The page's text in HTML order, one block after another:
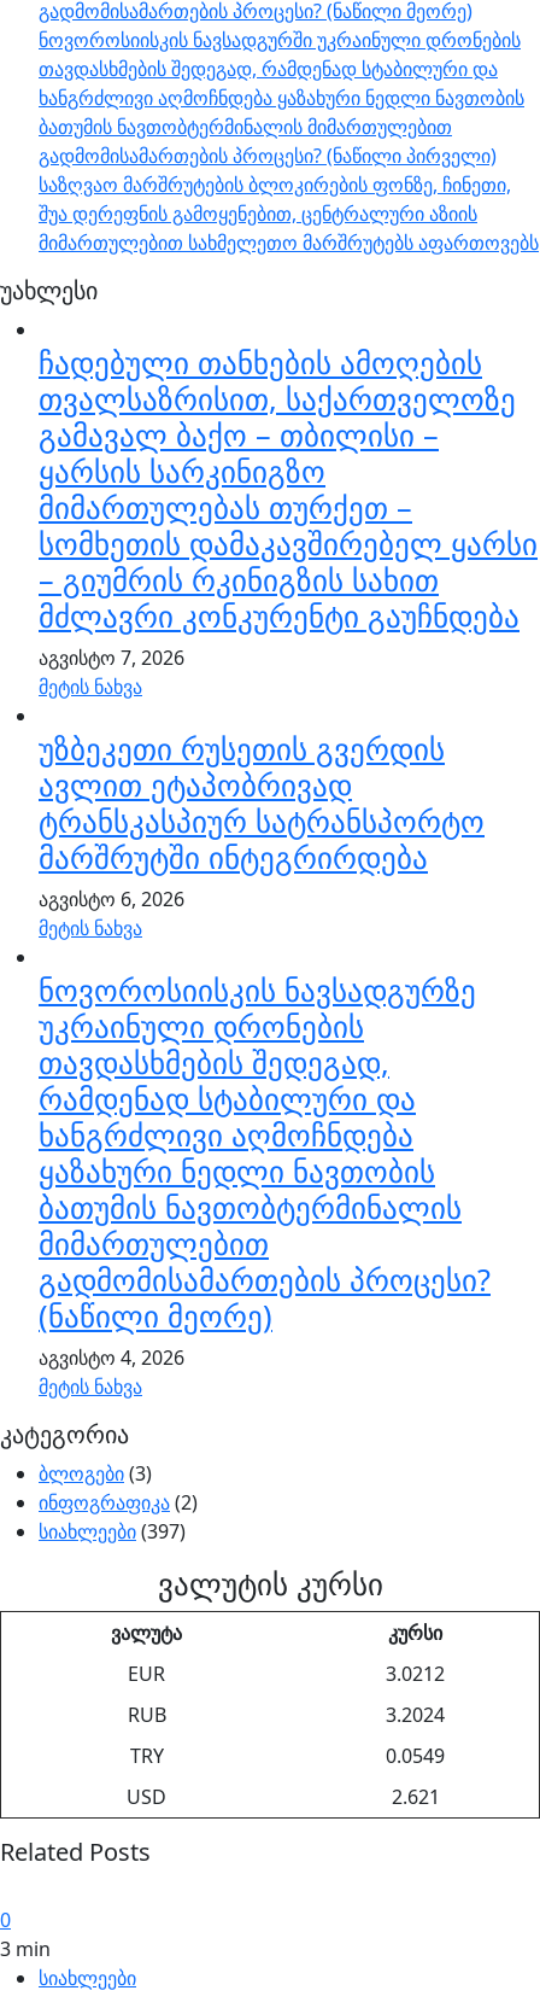
გადმომისამართების პროცესი? (ნაწილი მეორე)
ნოვოროსიისკის ნავსადგურში უკრაინული დრონების
თავდასხმების შედეგად, რამდენად სტაბილური და
ხანგრძლივი აღმოჩნდება ყაზახური ნედლი ნავთობის
ბათუმის ნავთობტერმინალის მიმართულებით
გადმომისამართების პროცესი? (ნაწილი პირველი)
საზღვაო მარშრუტების ბლოკირების ფონზე, ჩინეთი,
შუა დერეფნის გამოყენებით, ცენტრალური აზიის
მიმართულებით სახმელეთო მარშრუტებს აფართოვებს
უახლესი
ჩადებული თანხების ამოღების
თვალსაზრისით, საქართველოზე
გამავალ ბაქო – თბილისი –
ყარსის სარკინიგზო
მიმართულებას თურქეთ –
სომხეთის დამაკავშირებელ ყარსი
– გიუმრის რკინიგზის სახით
მძლავრი კონკურენტი გაუჩნდება
აგვისტო 7, 2026
მეტის ნახვა
უზბეკეთი რუსეთის გვერდის
ავლით ეტაპობრივად
ტრანსკასპიურ სატრანსპორტო
მარშრუტში ინტეგრირდება
აგვისტო 6, 2026
მეტის ნახვა
ნოვოროსიისკის ნავსადგურზე
უკრაინული დრონების
თავდასხმების შედეგად,
რამდენად სტაბილური და
ხანგრძლივი აღმოჩნდება
ყაზახური ნედლი ნავთობის
ბათუმის ნავთობტერმინალის
მიმართულებით
გადმომისამართების პროცესი?
(ნაწილი მეორე)
აგვისტო 4, 2026
მეტის ნახვა
კატეგორია
ბლოგები(3)
ინფოგრაფიკა(2)
სიახლეები(397)
ვალუტის კურსი
ვალუტა
კურსი
EUR
3.0212
RUB
3.2024
TRY
0.0549
USD
2.621
Related Posts
0
3 min
სიახლეები